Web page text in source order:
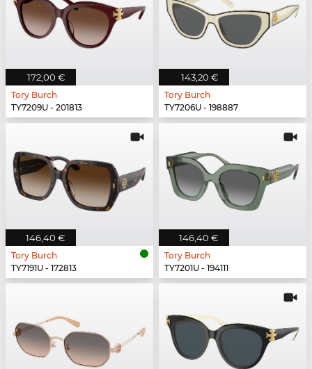
172,00 €
Tory Burch
TY7209U - 201813
143,20 €
Tory Burch
TY7206U - 198887
146,40 €
Tory Burch
TY7191U - 172813
146,40 €
Tory Burch
TY7201U - 194111